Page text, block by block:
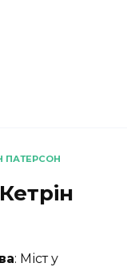
ПАТЕРСОН
: Міст у